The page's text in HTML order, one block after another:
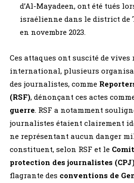
d’Al-Mayadeen, ont été tués
israélienne dans le district de
en novembre 2023.
Ces attaques ont suscité de
international, plusieurs
des journalistes, comme
(RSF), dénonçant ces actes
guerre. RSF a notamment
journalistes étaient clairement
ne représentant aucun danger
constituent, selon RSF et le
protection des journalistes
flagrante des conventions de